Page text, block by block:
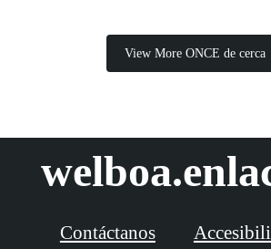
View More ONCE de cerca
Contáctanos